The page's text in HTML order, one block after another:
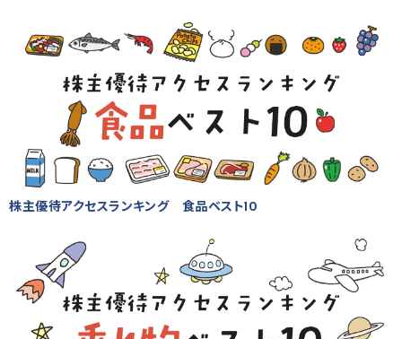
株主優待アクセスランキング 食品ベスト10